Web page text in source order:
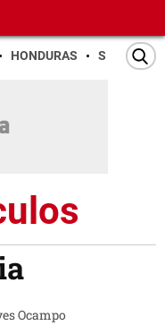
HONDURAS SAN PEDRO
Ocampo